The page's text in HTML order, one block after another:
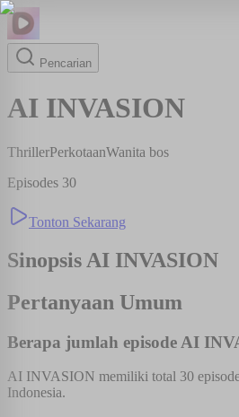
Pencarian
AI INVASION
ThrillerPerkotaanWanita bos
Episodes 30
Tonton Sekarang
Sinopsis AI INVASION
Pertanyaan Umum
Berapa jumlah episode AI
AI INVASION memiliki total 30
Indonesia.